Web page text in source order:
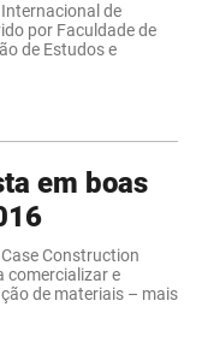
de
por Faculdade de
de Estudos e
em boas
Construction
comercializar e
de materiais – mais